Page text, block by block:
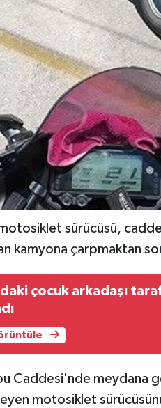
sürücüsü,
kamyona çarpmaktan
çocuk arkadaşı
Caddesi'nde meydana
motosiklet